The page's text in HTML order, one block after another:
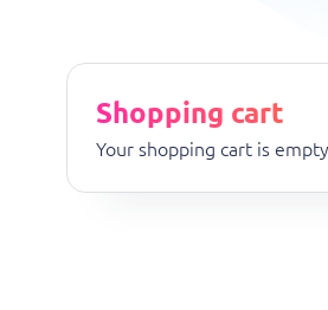
Shopping cart
Your shopping cart is empty